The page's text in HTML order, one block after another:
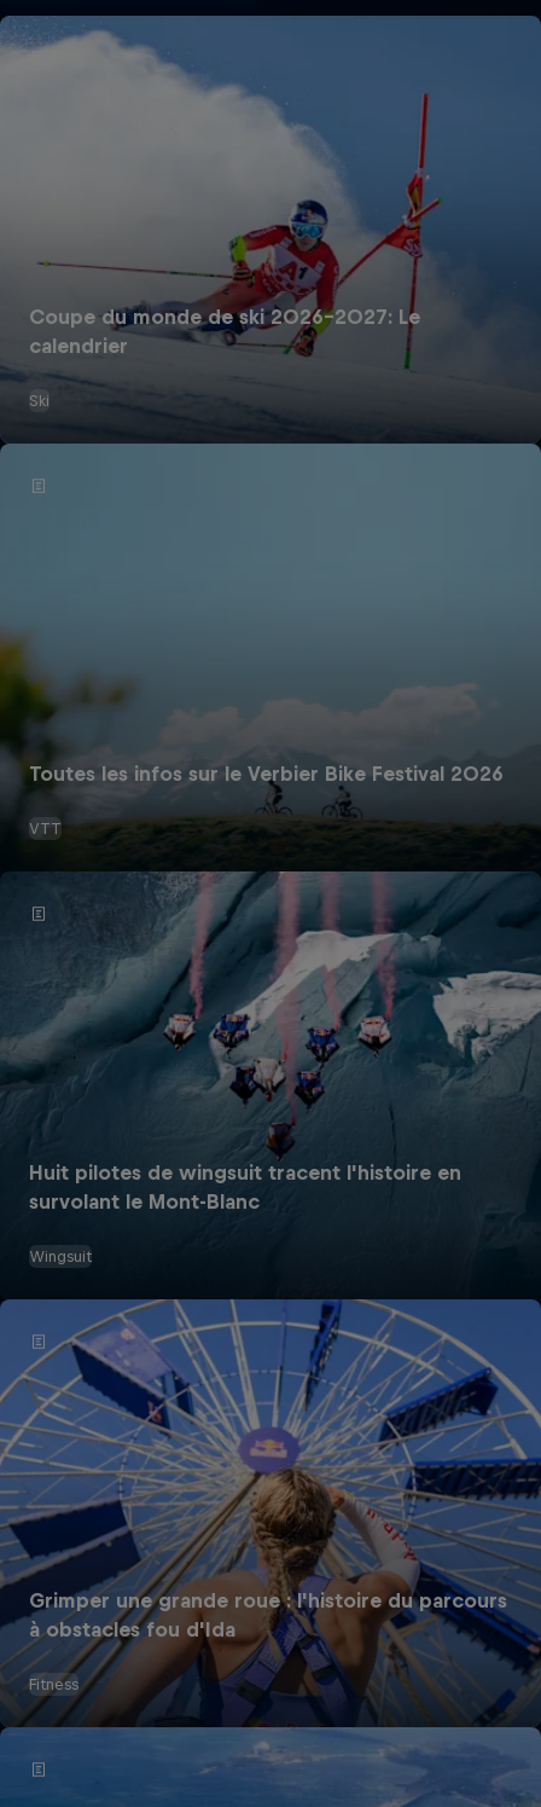
Coupe du monde de ski 2026-2027: Le
calendrier
Ski
Toutes les infos sur le Verbier Bike Festival 2026
VTT
Huit pilotes de wingsuit tracent l'histoire en
survolant le Mont-Blanc
Wingsuit
Grimper une grande roue : l'histoire du parcours
à obstacles fou d'Ida
Fitness